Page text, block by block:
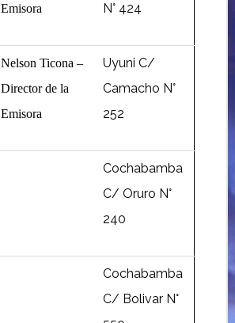
Emisora
N° 424
Nelson Ticona –
Director de la
Emisora
Uyuni C/
Camacho N°
252
Cochabamba
C/ Oruro N°
240
Cochabamba
C/ Bolivar N°